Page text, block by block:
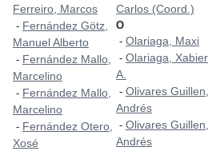
Ferreiro, Marcos
- Fernández Götz,
Manuel Alberto
- Fernández Mallo,
Marcelino
- Fernández Mallo,
Marcelino
- Fernández Otero,
Xosé
Carlos (Coord.)
O
- Olariaga, Maxi
- Olariaga, Xabier
A.
- Olivares Guillen,
Andrés
- Olivares Guillen,
Andrés